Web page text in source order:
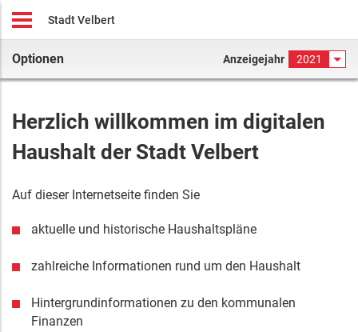
Stadt Velbert
Optionen Anzeigejahr 2021
Herzlich willkommen im digitalen
Haushalt der Stadt Velbert
Auf dieser Internetseite finden Sie
aktuelle und historische Haushaltspläne
zahlreiche Informationen rund um den Haushalt
Hintergrundinformationen zu den kommunalen
Finanzen